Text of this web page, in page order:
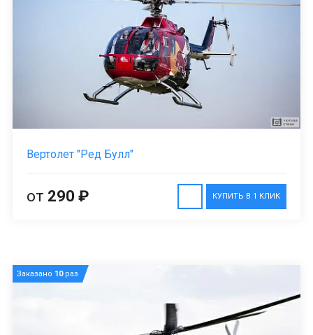
Вертолет "Ред Булл"
КУПИТЬ В 1 КЛИК
от 290 ₽
Заказано 10раз